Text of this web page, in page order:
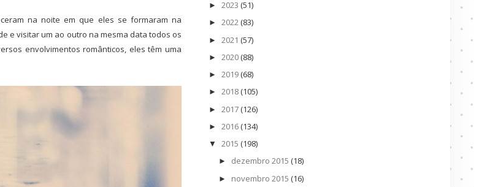
na noite em que eles se formaram na
e visitar um ao outro na mesma data todos os
envolvimentos românticos, eles têm uma
► 2023 (51)
► 2022 (83)
► 2021 (57)
► 2020 (88)
► 2019 (68)
► 2018 (105)
► 2017 (126)
► 2016 (134)
▼ 2015 (198)
► dezembro 2015 (18)
► novembro 2015 (16)